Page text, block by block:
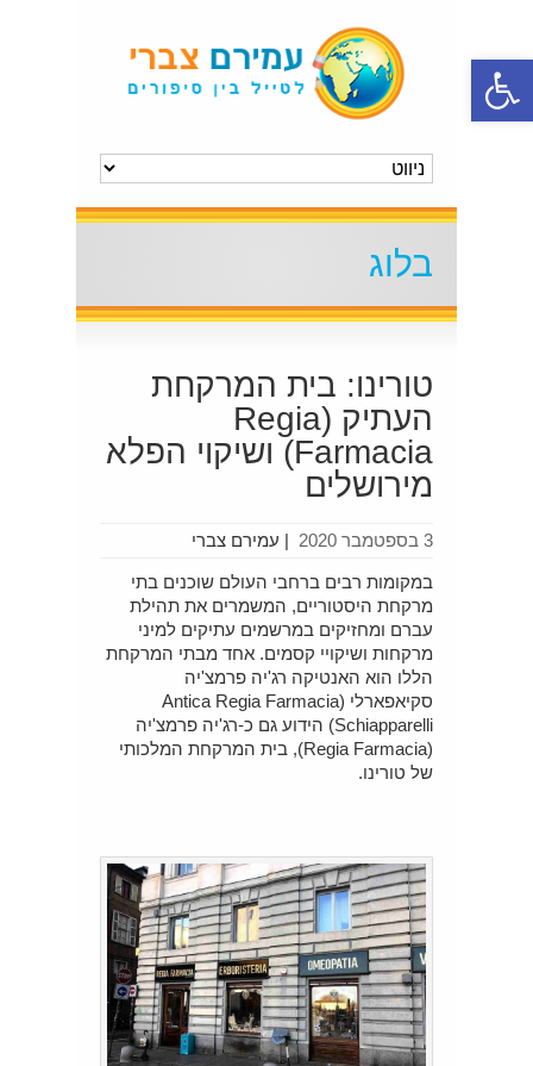
פתח סרגל נגישות
בלוג
טורינו: בית המרקחת
העתיק (Regia
Farmacia) ושיקוי הפלא
מירושלים
עמירם צברי | 3 בספטמבר 2020
במקומות רבים ברחבי העולם שוכנים בתי
מרקחת היסטוריים, המשמרים את תהילת
עברם ומחזיקים במרשמים עתיקים למיני
מרקחות ושיקויי קסמים. אחד מבתי המרקחת
הללו הוא האנטיקה רג'יה פרמצ'יה
סקיאפארלי (Antica Regia Farmacia
Schiapparelli) הידוע גם כ-רג'יה פרמצ'יה
(Regia Farmacia), בית המרקחת המלכותי
של טורינו.